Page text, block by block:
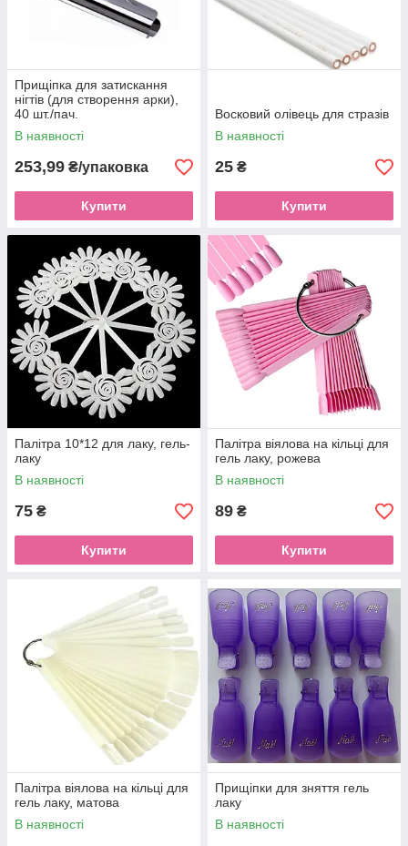
Прищіпка для затискання
нігтів (для створення арки),
40 шт./пач.
В наявності
253,99 ₴/упаковка
Купити
Восковий олівець для стразів
В наявності
25 ₴
Купити
Палітра 10*12 для лаку, гель-
лаку
В наявності
75 ₴
Купити
Палітра віялова на кільці для
гель лаку, рожева
В наявності
89 ₴
Купити
Палітра віялова на кільці для
гель лаку, матова
В наявності
Прищіпки для зняття гель
лаку
В наявності